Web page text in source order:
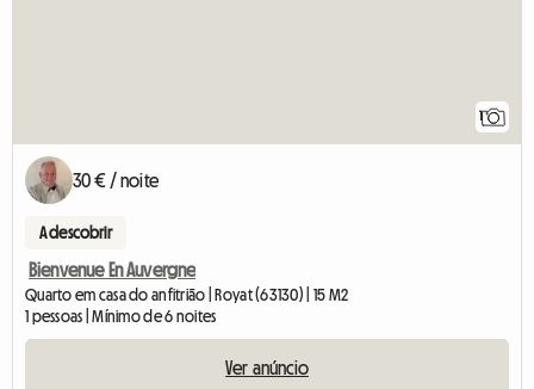
1
30 € / noite
A descobrir
Bienvenue En Auvergne
Quarto em casa do anfitrião | Royat (63130) | 15 M2
1 pessoas | Mínimo de 6 noites
Ver anúncio